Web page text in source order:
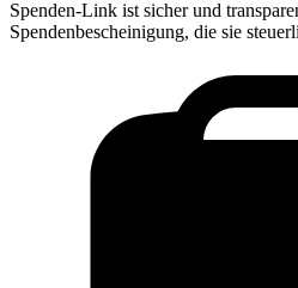
Spenden-Link ist sicher und
Spendenbescheinigung, die sie